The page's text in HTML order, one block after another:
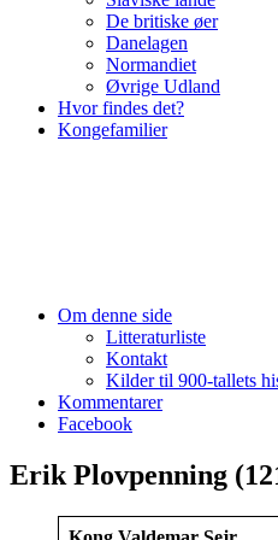
De britiske øer
Danelagen
Normandiet
Øvrige Udland
Hvor findes det?
Kongefamilier
Om denne side
Litteraturliste
Kontakt
Kilder til 900-tallets
Kommentarer
Facebook
Erik Plovpenning